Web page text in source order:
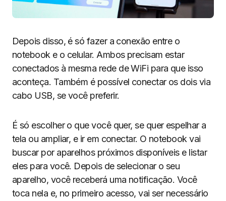
Depois disso, é só fazer a conexão entre o
notebook e o celular. Ambos precisam estar
conectados à mesma rede de WiFi para que isso
aconteça. Também é possível conectar os dois via
cabo USB, se você preferir.
É só escolher o que você quer, se quer espelhar a
tela ou ampliar, e ir em conectar. O notebook vai
buscar por aparelhos próximos disponíveis e listar
eles para você. Depois de selecionar o seu
aparelho, você receberá uma notificação. Você
toca nela e, no primeiro acesso, vai ser necessário